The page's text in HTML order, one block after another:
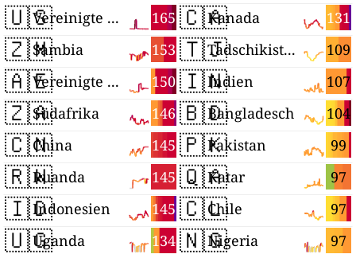
🇺🇸 165
Vereinigte Staaten
🇿🇲 153
Sambia
🇦🇪 150
Vereinigte Arabische Emirate
🇿🇦 146
Südafrika
🇨🇳 145
China
🇷🇼 145
Ruanda
🇮🇩 145
Indonesien
🇺🇬 134
Uganda
🇨🇦 131
Kanada
🇹🇯 109
Tadschikistan
🇮🇳 107
Indien
🇧🇩 104
Bangladesch
🇵🇰 99
Pakistan
🇶🇦 97
Katar
🇨🇱 97
Chile
🇳🇬 97
Nigeria